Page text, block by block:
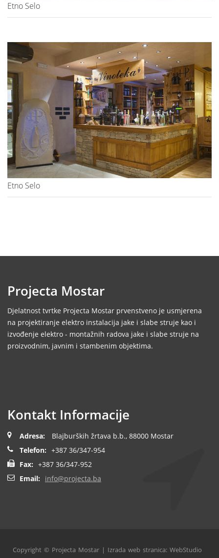
Etno Selo
Etno Selo
Projecta Mostar
Djelatnost tvrtke Projecta Mostar prvenstveno je usmjerena
na projektiranje elektro instalacija jake i slabe struje kao i
izvođenje elektro - montažnih radova jake i slabe struje na
proizvodnim, javnim i stambenim objektima.
Kontakt Informacije
Adresa:
Blajburških žrtava b.b., 88000 Mostar
Telefon: +387 36/347-954
Fax: +387 36/347-952
Email:
info@projecta.ba
Copyright © Projecta Mostar | Izrada web stranica: WebStudio